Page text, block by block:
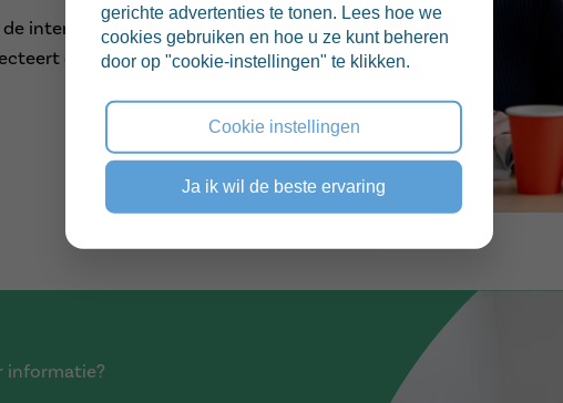
interne eerbied uit voor de
de keuze van anderen
informatie?
gerichte advertenties te tonen. Lees hoe we
cookies gebruiken en hoe u ze kunt beheren
door op "cookie-instellingen" te klikken.
Cookie instellingen
Ja ik wil de beste ervaring